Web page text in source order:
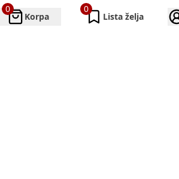
0
Korpa
0
Lista želja